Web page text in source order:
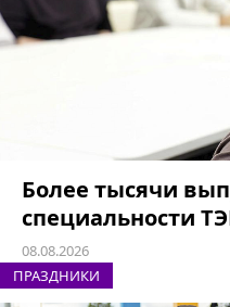
Более тысячи
специальности
08.08.2026
ПРАЗДНИКИ